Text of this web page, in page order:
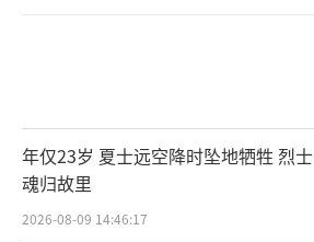
年仅23岁 夏士远空降时坠地牺牲 烈士
魂归故里
2026-08-09 14:46:17